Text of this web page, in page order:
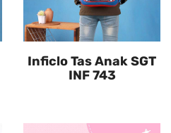
Inficlo Tas Anak SGT
INF 743